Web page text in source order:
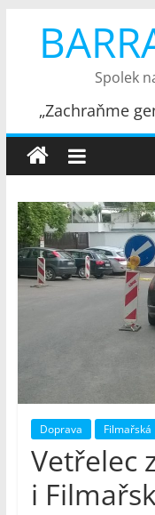
obsah
Spolek
„Zachraňme
Doprava Filmařská
Vetřelec
i